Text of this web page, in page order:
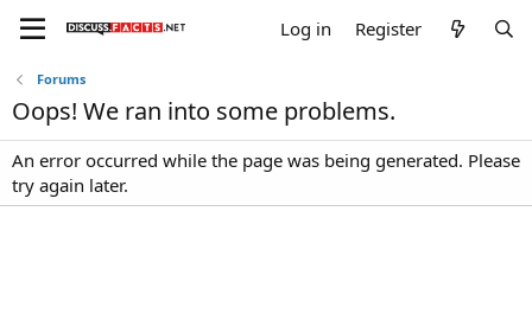
Log in Register
Forums
Oops! We ran into some problems.
An error occurred while the page was being generated. Please
try again later.